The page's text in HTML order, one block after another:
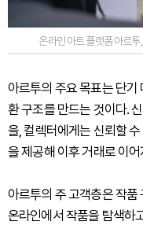
온라인 아트 플랫폼 아르
아르투의 주요 목표는 단
환 구조를 만드는 것이다.
을, 컬렉터에게는 신뢰할
을 제공해 이후 거래로 이
아르투의 주 고객층은 작품
온라인에서 작품을 탐색하